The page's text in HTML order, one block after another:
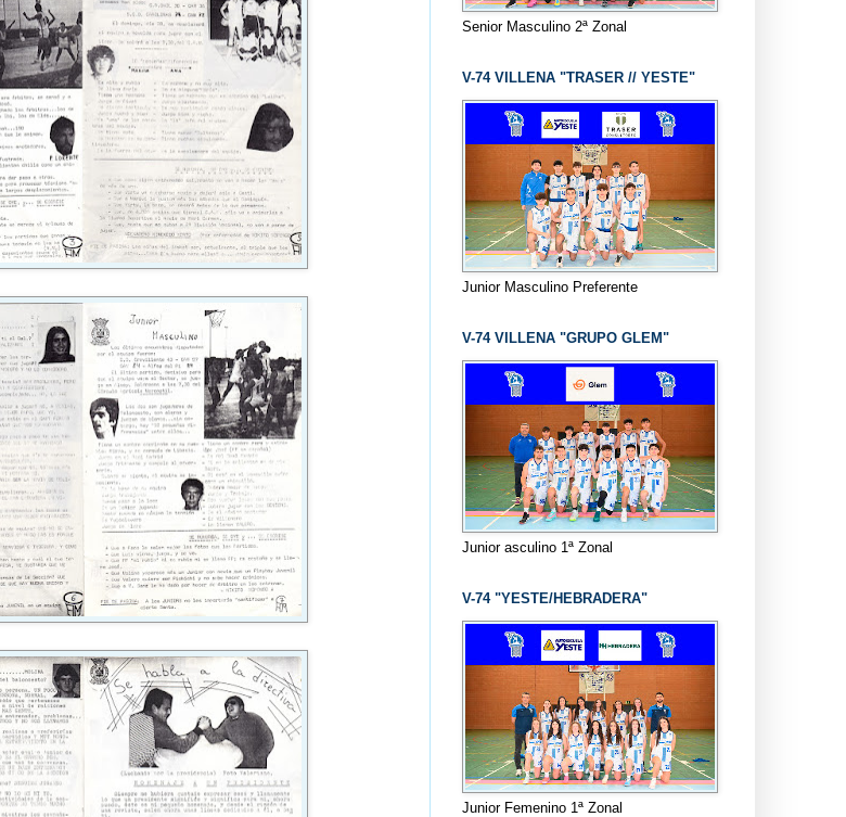
Senior Masculino 2ª Zonal
V-74 VILLENA "TRASER // YESTE"
Junior Masculino Preferente
V-74 VILLENA "GRUPO GLEM"
Junior asculino 1ª Zonal
V-74 "YESTE/HEBRADERA"
Junior Femenino 1ª Zonal